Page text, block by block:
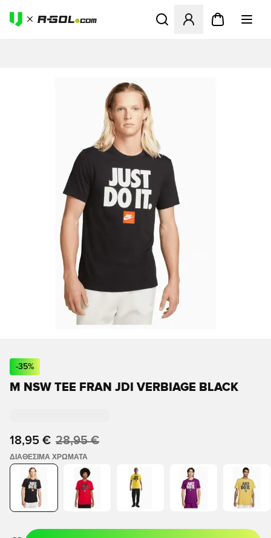
Ανοίγει ένα Modal για να
-35%
M NSW TEE FRAN JDI VERBIAGE BLACK
18,95 € 28,95 €
ΔΙΑΘΈΣΙΜΑ ΧΡΏΜΑΤΑ